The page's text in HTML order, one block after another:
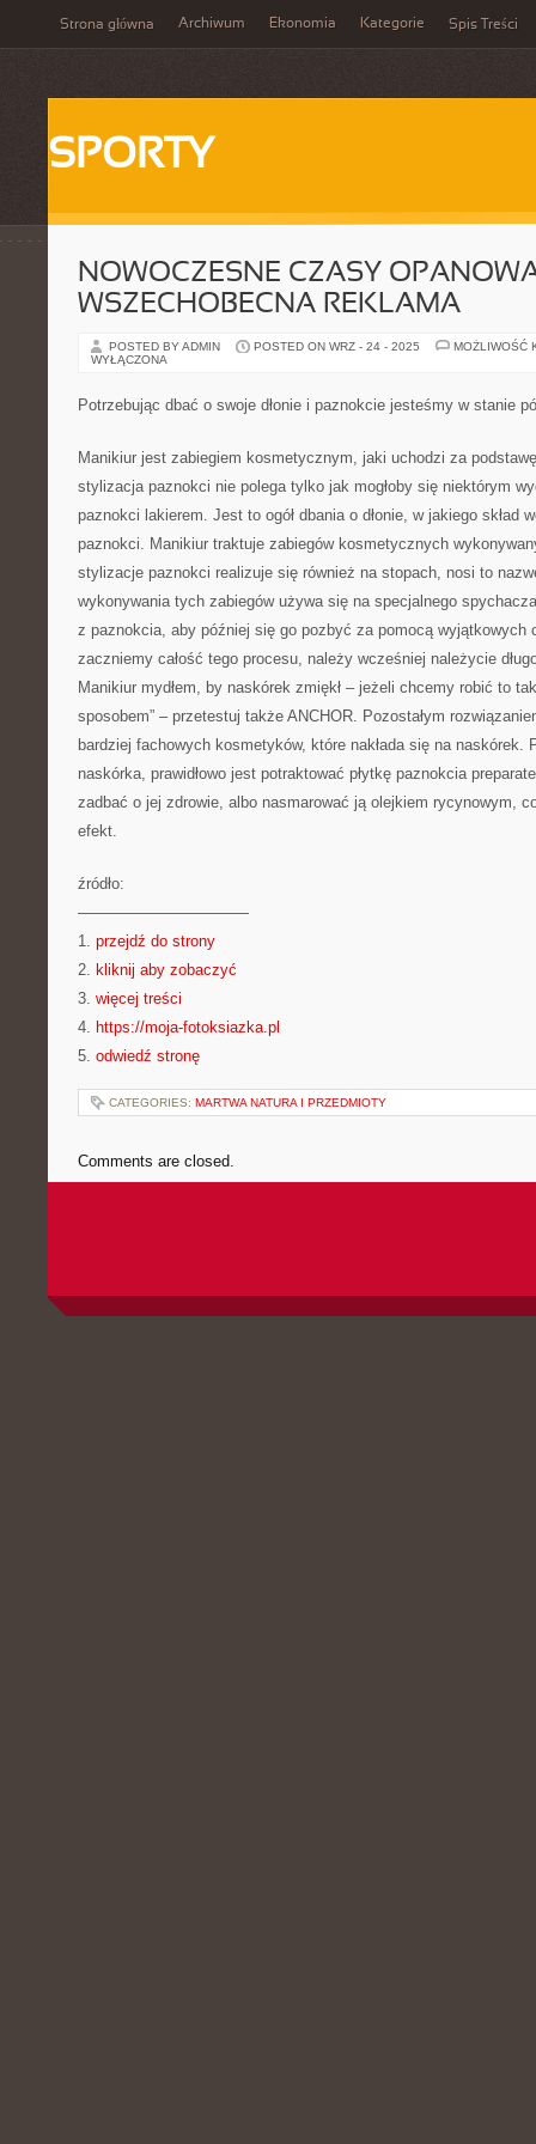
Strona główna Archiwum Ekonomia Kategorie Spis Treści
SPORTY
NOWOCZESNE CZASY
WSZECHOBECNA REKLAMA
POSTED BY ADMIN POSTED ON WRZ - 24 - 2025
MOŻLIWOŚĆ
WYŁĄCZONA
Potrzebując dbać o swoje dłonie i paznokcie jesteśmy w stanie
Manikiur jest zabiegiem kosmetycznym, jaki uchodzi za
stylizacja paznokci nie polega tylko jak mogłoby się niektórym
paznokci lakierem. Jest to ogół dbania o dłonie, w jakiego skład
paznokci. Manikiur traktuje zabiegów kosmetycznych
stylizacje paznokci realizuje się również na stopach, nosi to
wykonywania tych zabiegów używa się na specjalnego
z paznokcia, aby później się go pozbyć za pomocą wyjątkowych
zaczniemy całość tego procesu, należy wcześniej należycie
Manikiur mydłem, by naskórek zmiękł – jeżeli chcemy robić to
sposobem” – przetestuj także ANCHOR. Pozostałym
bardziej fachowych kosmetyków, które nakłada się na naskórek.
naskórka, prawidłowo jest potraktować płytkę paznokcia
zadbać o jej zdrowie, albo nasmarować ją olejkiem rycynowym,
efekt.
źródło:
———————————
1. przejdź do strony
2. kliknij aby zobaczyć
3. więcej treści
4. https://moja-fotoksiazka.pl
5. odwiedź stronę
CATEGORIES: MARTWA NATURA I PRZEDMIOTY
Comments are closed.